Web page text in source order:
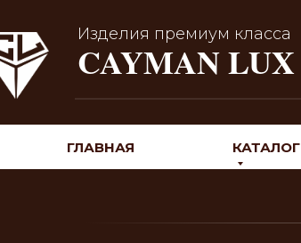
CAYMAN LUX
Изделия премиум класса
ГЛАВНАЯ КАТАЛОГ